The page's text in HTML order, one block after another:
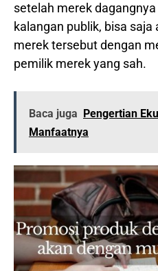
setelah merek
kalangan publik, bisa
merek tersebut dengan
pemilik merek yang sah.
Baca juga
Pengertian
Manfaatnya